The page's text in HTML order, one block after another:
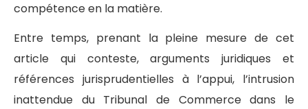
compétence en la matière.
Entre temps, prenant la pleine mesure de cet
article qui conteste, arguments juridiques et
références jurisprudentielles à l’appui, l’intrusion
inattendue du Tribunal de Commerce dans le